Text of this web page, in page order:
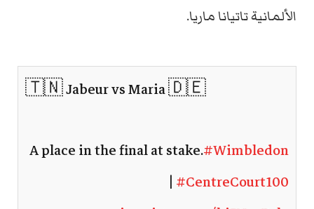
الألمانية تاتيانا ماريا.
🇹🇳 Jabeur vs Maria ​🇩🇪
A place in the final at stake.#Wimbledon
| #CentreCourt100